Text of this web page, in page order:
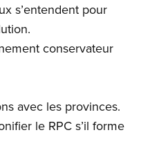
s’entendent pour
conservateur
avec les provinces.
le RPC s’il forme